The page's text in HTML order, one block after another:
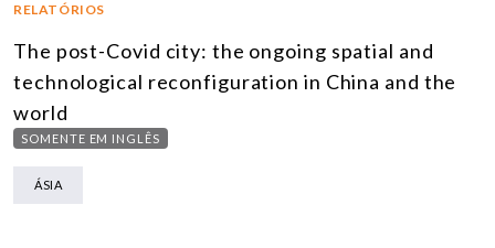
RELATÓRIOS
The post-Covid city: the ongoing spatial and
technological reconfiguration in China and the
world
SOMENTE EM INGLÊS
ÁSIA